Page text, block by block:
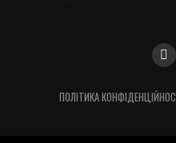
ПОЛІТИКА